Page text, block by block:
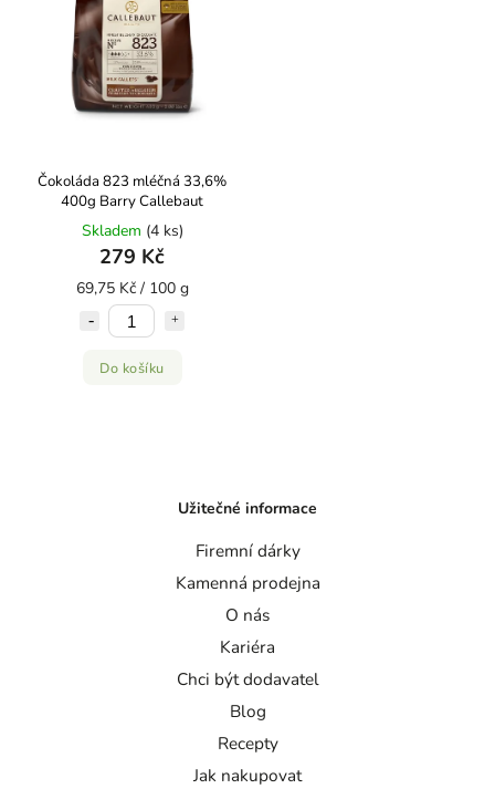
Abecedně
Čokoláda 823 mléčná 33,6%
400g Barry Callebaut
Skladem (4 ks)
279 Kč
69,75 Kč / 100 g
Do košíku
Užitečné informace
Firemní dárky
Kamenná prodejna
O nás
Kariéra
Chci být dodavatel
Blog
Recepty
Jak nakupovat